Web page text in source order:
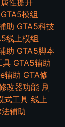
GTA5模组
助 GTA5科技
线上模组
助 GTA5脚本
具 GTA5辅助
辅助 GTA修
改器功能 刷
式工具 线上
辅助